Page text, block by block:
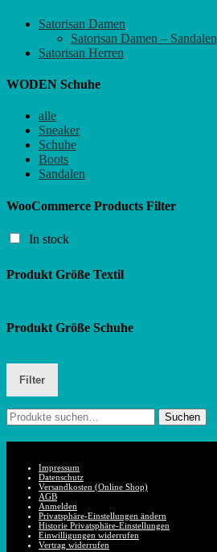
Satorisan Damen
Satorisan Damen – Sandalen
Satorisan Herren
WODEN Schuhe
alle
Sneaker
Schuhe
Boots
Sandalen
WooCommerce Products Filter
In stock
Produkt Größe Textil
Produkt Größe Schuhe
Filter
Suche
nach:
Suchen
Impressum
Datenschutz
Versandkosten (Online Shop)
AGB
Anmelden
Privatsphäre-Einstellungen ändern
Historie Privatsphäre-Einstellungen
Einwilligungen widerrufen
Vertrag widerrufen